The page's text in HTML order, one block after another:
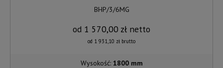
BHP/3/6MG
od 1 570,00 zł netto
od 1 931,10 zł brutto
Wysokość: 1800 mm